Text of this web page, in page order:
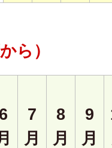
ら）
6
7
月
8
月
9
月